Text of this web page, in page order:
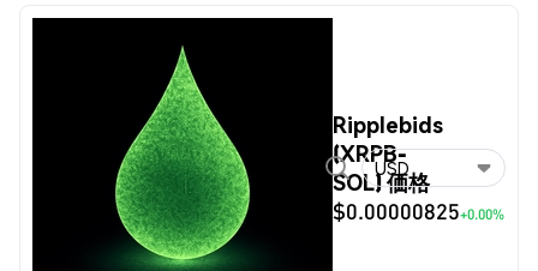
Ripplebids
(XRPB-
SOL) 価格
$0.00000825+0.00%
USD